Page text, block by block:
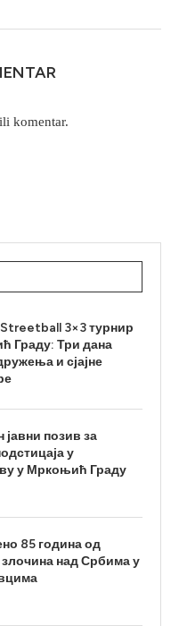
komentar.
3×3 турнир
Граду: Три дана
и сјајне
позив за
у
у Мркоњић Граду
85 година од
злочина над Србима у